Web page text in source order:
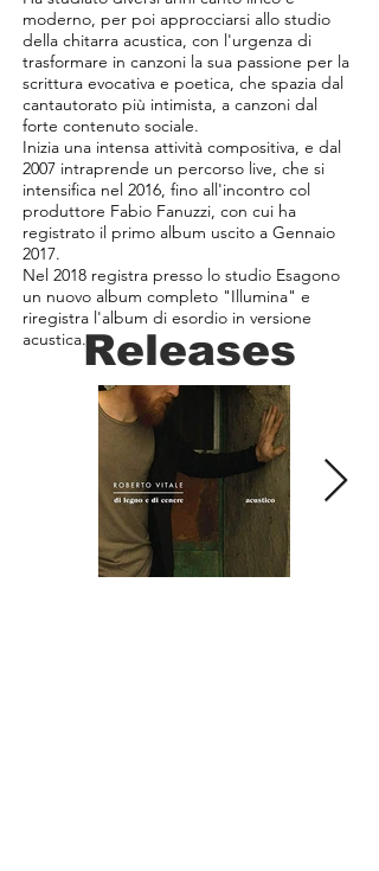
moderno, per poi approcciarsi allo studio
della chitarra acustica, con l'urgenza di
trasformare in canzoni la sua passione per la
scrittura evocativa e poetica, che spazia dal
cantautorato più intimista, a canzoni dal
forte contenuto sociale.
Inizia una intensa attività compositiva, e dal
2007 intraprende un percorso live, che si
intensifica nel 2016, fino all'incontro col
produttore Fabio Fanuzzi, con cui ha
registrato il primo album uscito a Gennaio
2017.
Nel 2018 registra presso lo studio Esagono
un nuovo album completo "Illumina" e
riregistra l'album di esordio in versione
acustica.Releases